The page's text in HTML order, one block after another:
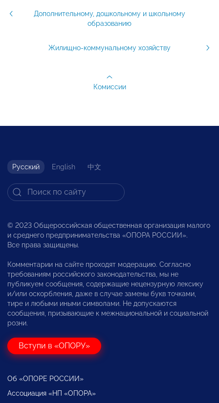
Дополнительному, дошкольному и школьному
образованию
Жилищно-коммунальному хозяйству
Комиссии
Русский English 中文
© 2023 Общероссийская общественная организация малого
и среднего предпринимательства «ОПОРА РОССИИ».
Все права защищены.
Комментарии на сайте проходят модерацию. Согласно
требованиям российского законодательства, мы не
публикуем сообщения, содержащие нецензурную лексику
и/или оскорбления, даже в случае замены букв точками,
тире и любыми иными символами. Не допускаются
сообщения, призывающие к межнациональной и социальной
розни.
Вступи в «ОПОРУ»
Об «ОПОРЕ РОССИИ»
Ассоциация «НП «ОПОРА»